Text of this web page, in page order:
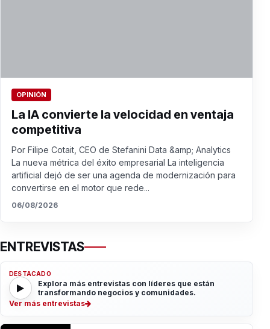
OPINIÓN
La IA convierte la velocidad en ventaja
competitiva
Por Filipe Cotait, CEO de Stefanini Data &amp; Analytics
La nueva métrica del éxito empresarial La inteligencia
artificial dejó de ser una agenda de modernización para
convertirse en el motor que rede...
06/08/2026
ENTREVISTAS
DESTACADO
Explora más entrevistas con líderes que están
transformando negocios y comunidades.
Ver más entrevistas